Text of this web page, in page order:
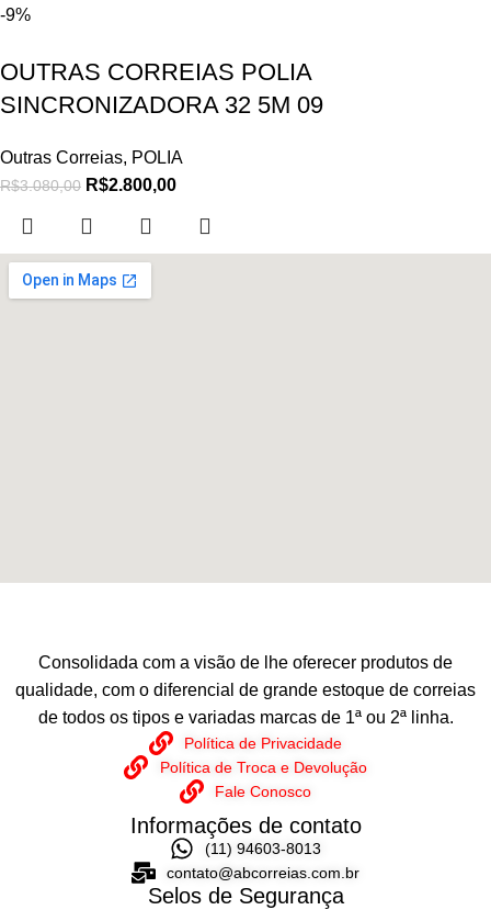
-9%
OUTRAS CORREIAS POLIA
SINCRONIZADORA 32 5M 09
Outras Correias, POLIA
R$3.080,00 R$2.800,00
Consolidada com a visão de lhe oferecer produtos de
qualidade, com o diferencial de grande estoque de correias
de todos os tipos e variadas marcas de 1ª ou 2ª linha.
Política de Privacidade
Política de Troca e Devolução
Fale Conosco
Informações de contato
(11) 94603-8013
contato@abcorreias.com.br
Selos de Segurança